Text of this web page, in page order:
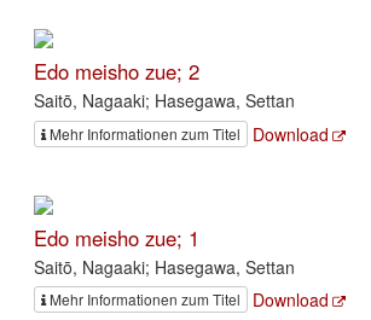
Edo meisho zue; 2
Saitō, Nagaaki; Hasegawa, Settan
Mehr Informationen zum Titel Download
Edo meisho zue; 1
Saitō, Nagaaki; Hasegawa, Settan
Mehr Informationen zum Titel Download